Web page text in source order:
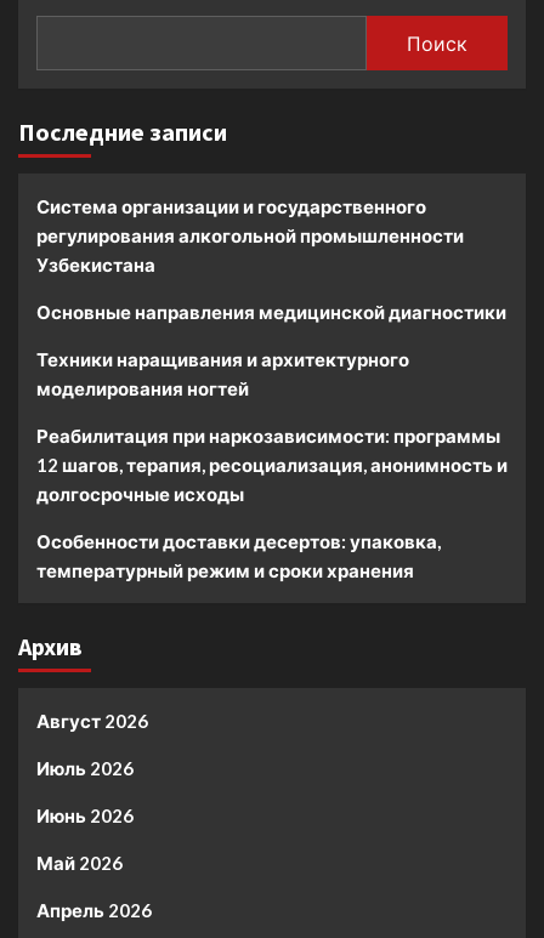
Поиск
Последние записи
Система организации и государственного
регулирования алкогольной промышленности
Узбекистана
Основные направления медицинской диагностики
Техники наращивания и архитектурного
моделирования ногтей
Реабилитация при наркозависимости: программы
12 шагов, терапия, ресоциализация, анонимность и
долгосрочные исходы
Особенности доставки десертов: упаковка,
температурный режим и сроки хранения
Архив
Август 2026
Июль 2026
Июнь 2026
Май 2026
Апрель 2026